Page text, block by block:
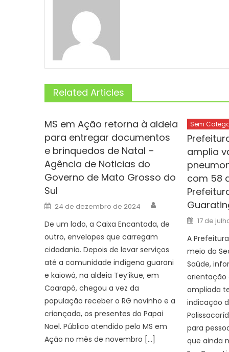
Related Articles
MS em Ação retorna à aldeia
para entregar documentos
e brinquedos de Natal –
Agência de Noticias do
Governo de Mato Grosso do
Sul
Posted
on
24 de dezembro de 2024
De um lado, a Caixa Encantada, de
outro, envelopes que carregam
cidadania. Depois de levar serviços
até a comunidade indígena guarani
e kaiowá, na aldeia Tey’ikue, em
Caarapó, chegou a vez da
população receber o RG novinho e a
criançada, os presentes do Papai
Noel. Público atendido pelo MS em
Ação no mês de novembro […]
Sem
amplia
com 58
Posted
on
17 de
A
meio da
Saúde,
orientação
ampliada
indicação
para
que ainda